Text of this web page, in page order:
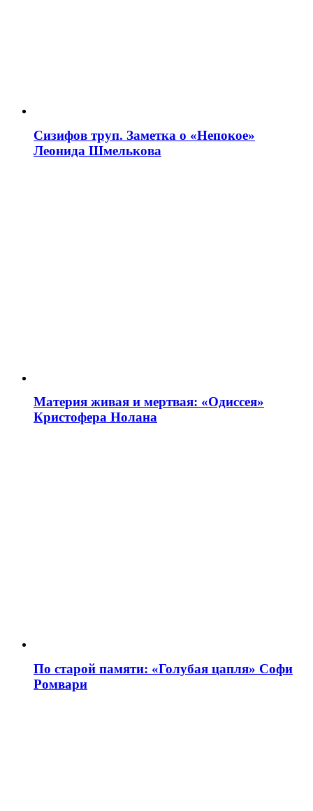
Сизифов труп. Заметка о «Непокое»
Леонида Шмелькова
Материя живая и мертвая: «Одиссея»
Кристофера Нолана
По старой памяти: «Голубая цапля» Софи
Ромвари